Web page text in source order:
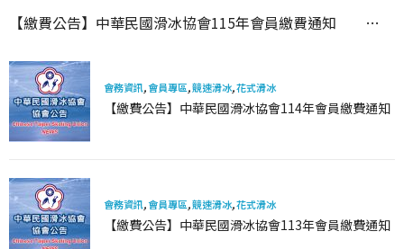
【繳費公告】中華民國滑冰協會115年會員繳費通知 …
會務資訊,會員專區,競速滑冰,花式滑冰
【繳費公告】中華民國滑冰協會114年會員繳費通知
會務資訊,會員專區,競速滑冰,花式滑冰
【繳費公告】中華民國滑冰協會113年會員繳費通知